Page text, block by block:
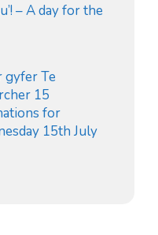
– A day for the
gyfer Te
15
for
15th July